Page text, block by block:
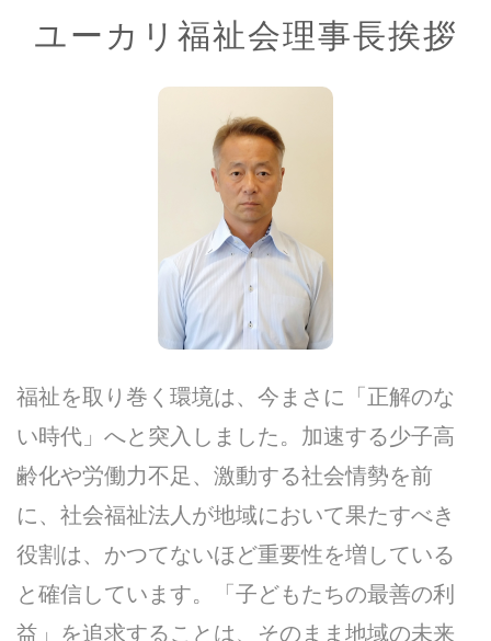
ユーカリ福祉会理事長挨拶
福祉を取り巻く環境は、今まさに「正解のな
い時代」へと突入しました。加速する少子高
齢化や労働力不足、激動する社会情勢を前
に、社会福祉法人が地域において果たすべき
役割は、かつてないほど重要性を増している
と確信しています。「子どもたちの最善の利
益」を追求することは、そのまま地域の未来